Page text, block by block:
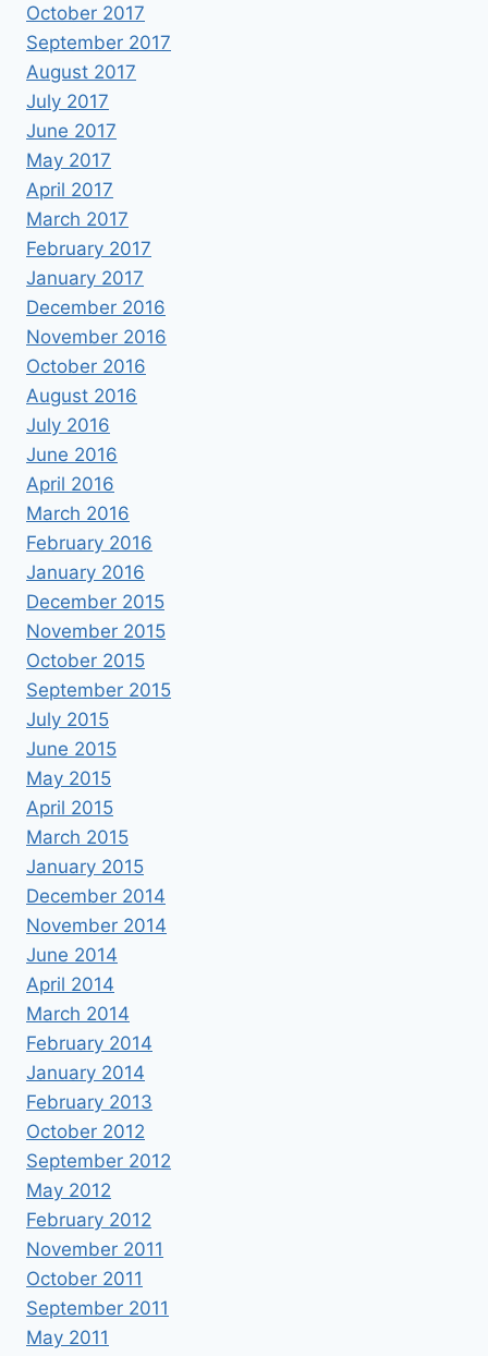
October 2017
September 2017
August 2017
July 2017
June 2017
May 2017
April 2017
March 2017
February 2017
January 2017
December 2016
November 2016
October 2016
August 2016
July 2016
June 2016
April 2016
March 2016
February 2016
January 2016
December 2015
November 2015
October 2015
September 2015
July 2015
June 2015
May 2015
April 2015
March 2015
January 2015
December 2014
November 2014
June 2014
April 2014
March 2014
February 2014
January 2014
February 2013
October 2012
September 2012
May 2012
February 2012
November 2011
October 2011
September 2011
May 2011